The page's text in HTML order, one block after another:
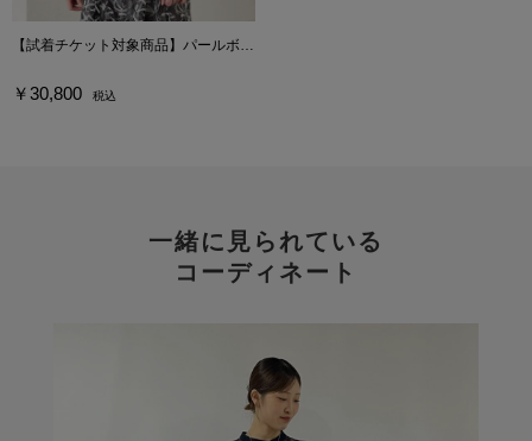
【試着チケット対象商品】パールボタンドライトロピカルノーカラーダブルジャケット
￥30,800 税込
一緒に見られている
コーディネート